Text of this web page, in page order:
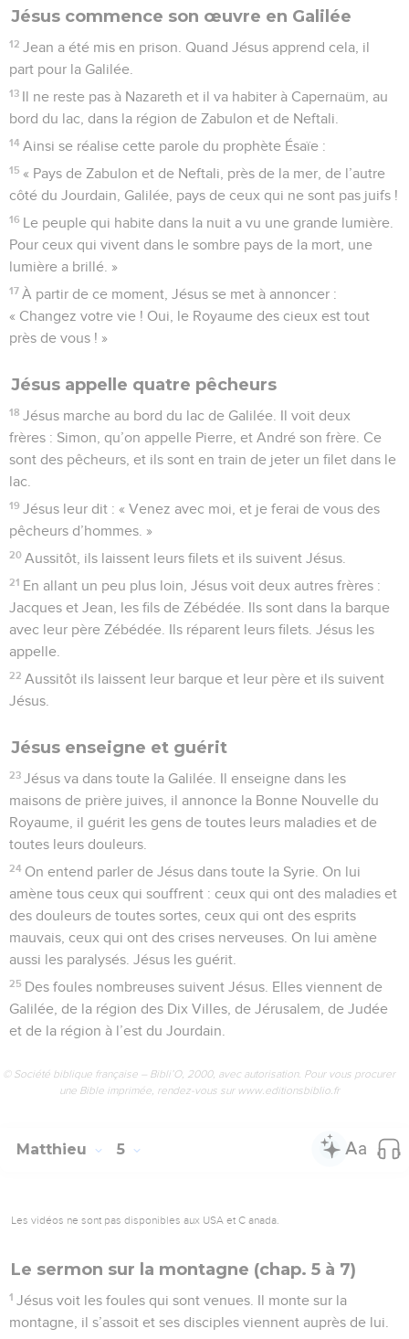
Jésus commence son œuvre en Galilée
12 Jean a été mis en prison. Quand Jésus apprend cela, il
part pour la Galilée.
13 Il ne reste pas à Nazareth et il va habiter à Capernaüm, au
bord du lac, dans la région de Zabulon et de Neftali.
14 Ainsi se réalise cette parole du prophète Ésaïe :
15 « Pays de Zabulon et de Neftali, près de la mer, de l’autre
côté du Jourdain, Galilée, pays de ceux qui ne sont pas juifs !
16 Le peuple qui habite dans la nuit a vu une grande lumière.
Pour ceux qui vivent dans le sombre pays de la mort, une
lumière a brillé. »
17 À partir de ce moment, Jésus se met à annoncer :
« Changez votre vie ! Oui, le Royaume des cieux est tout
près de vous ! »
Jésus appelle quatre pêcheurs
18 Jésus marche au bord du lac de Galilée. Il voit deux
frères : Simon, qu’on appelle Pierre, et André son frère. Ce
sont des pêcheurs, et ils sont en train de jeter un filet dans le
lac.
19 Jésus leur dit : « Venez avec moi, et je ferai de vous des
pêcheurs d’hommes. »
20 Aussitôt, ils laissent leurs filets et ils suivent Jésus.
21 En allant un peu plus loin, Jésus voit deux autres frères :
Jacques et Jean, les fils de Zébédée. Ils sont dans la barque
avec leur père Zébédée. Ils réparent leurs filets. Jésus les
appelle.
22 Aussitôt ils laissent leur barque et leur père et ils suivent
Jésus.
Jésus enseigne et guérit
23 Jésus va dans toute la Galilée. Il enseigne dans les
maisons de prière juives, il annonce la Bonne Nouvelle du
Royaume, il guérit les gens de toutes leurs maladies et de
toutes leurs douleurs.
24 On entend parler de Jésus dans toute la Syrie. On lui
amène tous ceux qui souffrent : ceux qui ont des maladies et
des douleurs de toutes sortes, ceux qui ont des esprits
mauvais, ceux qui ont des crises nerveuses. On lui amène
aussi les paralysés. Jésus les guérit.
25 Des foules nombreuses suivent Jésus. Elles viennent de
Galilée, de la région des Dix Villes, de Jérusalem, de Judée
et de la région à l’est du Jourdain.
© Société biblique française – Bibli’O, 2000, avec autorisation. Pour vous procurer
une Bible imprimée, rendez-vous sur www.editionsbiblio.fr
Matthieu 5
Les vidéos ne sont pas disponibles aux USA et C anada.
Le sermon sur la montagne (chap. 5 à 7)
1 Jésus voit les foules qui sont venues. Il monte sur la
montagne, il s’assoit et ses disciples viennent auprès de lui.